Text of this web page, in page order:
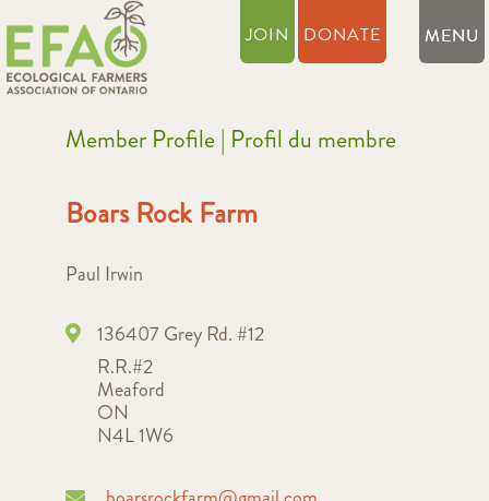
JOIN DONATE
Member Profile | Profil du membre
Boars Rock Farm
Paul Irwin
136407 Grey Rd. #12
R.R.#2
Meaford
ON
N4L 1W6